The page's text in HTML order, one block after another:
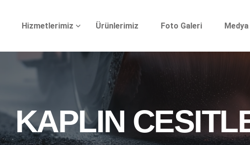
Hizmetlerimiz Ürünlerimiz Foto Galeri
KAPLIN